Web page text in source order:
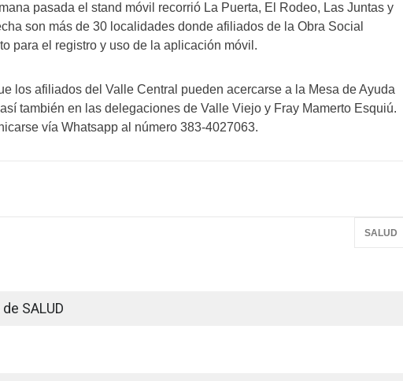
pasada el stand móvil recorrió La Puerta, El Rodeo, Las Juntas y
son más de 30 localidades donde afiliados de la Obra Social
para el registro y uso de la aplicación móvil.
los afiliados del Valle Central pueden acercarse a la Mesa de Ayuda
también en las delegaciones de Valle Viejo y Fray Mamerto Esquiú.
vía Whatsapp al número 383-4027063.
SALUD
SALUD